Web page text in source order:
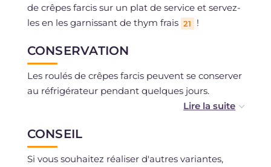
de crêpes farcis sur un plat de service et servez-
les en les garnissant de thym frais 21 !
CONSERVATION
Les roulés de crêpes farcis peuvent se conserver
au réfrigérateur pendant quelques jours.
CONSEIL
Si vous souhaitez réaliser d'autres variantes,